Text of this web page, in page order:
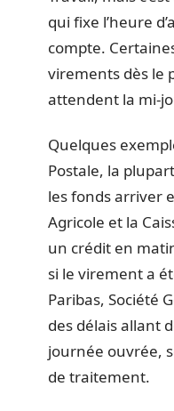
qui fixe l’heure
compte.
virements dès le
attendent la mi-
Quelques
Postale, la
les fonds arriver
Agricole et la
un crédit en
si le virement a
Paribas, Société
des délais allant
journée ouvrée,
de traitement.